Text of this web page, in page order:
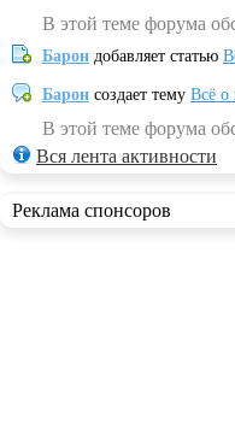
В этой теме форума
Барон добавляет статью
Барон создает тему Всё о
В этой теме форума
Вся лента активности
Реклама спонсоров